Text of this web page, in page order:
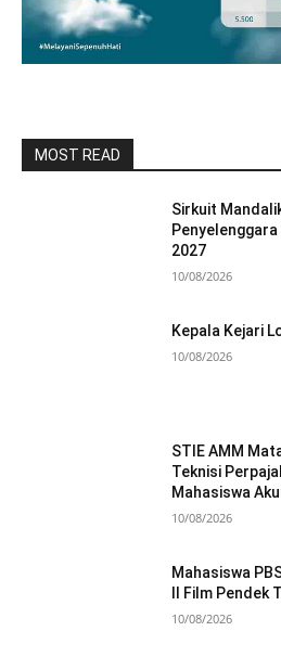
MOST READ
Sirkuit
2027
10/08/2026
Kepala Kejari
10/08/2026
STIE AMM
Teknisi
Mahasiswa
10/08/2026
Mahasiswa
II Film Pendek
10/08/2026